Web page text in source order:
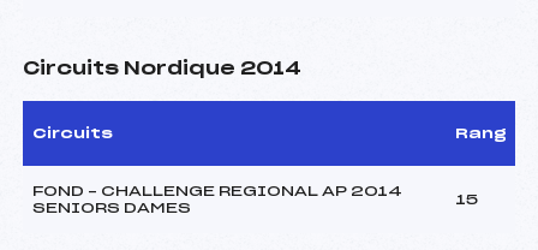
Circuits Nordique 2014
Circuits Rang
FOND – CHALLENGE REGIONAL AP 2014
SENIORS DAMES
15